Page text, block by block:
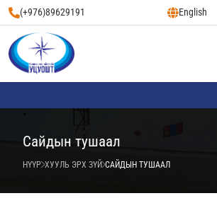
(+976)89629191 English
Сайдын тушаал
НҮҮР ХУУЛЬ ЭРХ ЗҮЙ САЙДЫН ТУШААЛ